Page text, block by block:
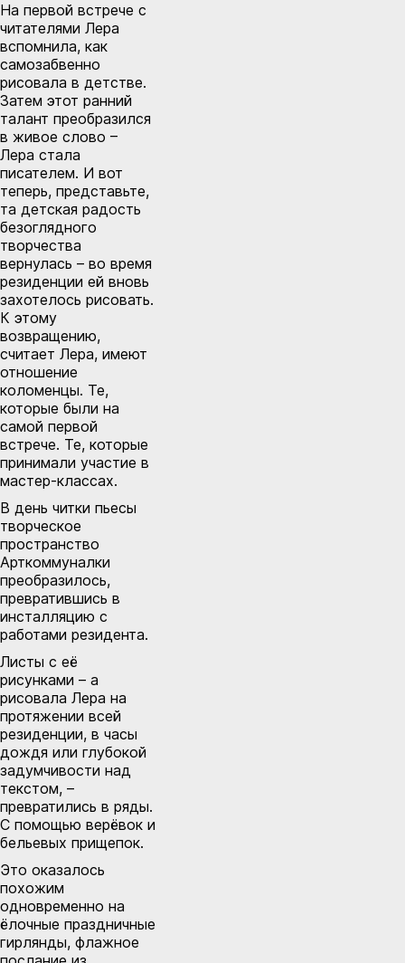
На первой встрече с
читателями Лера
вспомнила, как
самозабвенно
рисовала в детстве.
Затем этот ранний
талант преобразился
в живое слово –
Лера стала
писателем. И вот
теперь, представьте,
та детская радость
безоглядного
творчества
вернулась – во время
резиденции ей вновь
захотелось рисовать.
К этому
возвращению,
считает Лера, имеют
отношение
коломенцы. Те,
которые были на
самой первой
встрече. Те, которые
принимали участие в
мастер-классах.
В день читки пьесы
творческое
пространство
Арткоммуналки
преобразилось,
превратившись в
инсталляцию с
работами резидента.
Листы с её
рисунками – а
рисовала Лера на
протяжении всей
резиденции, в часы
дождя или глубокой
задумчивости над
текстом, –
превратились в ряды.
С помощью верёвок и
бельевых прищепок.
Это оказалось
похожим
одновременно на
ёлочные праздничные
гирлянды, флажное